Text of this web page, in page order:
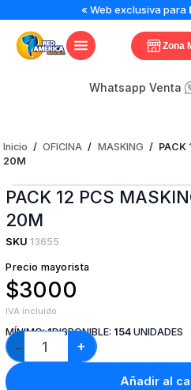
« Web exclusiva para
Zona
Whatsapp Venta
Inicio / OFICINA / MASKING / PACK
20M
PACK 12 PCS
20M
SKU 13655
Precio mayorista
$3000
IVA incluido
MÍNIMO:1DISPONIBLE: 154 UNIDADES
−
12
PCS
MASKING
+
Añadir al